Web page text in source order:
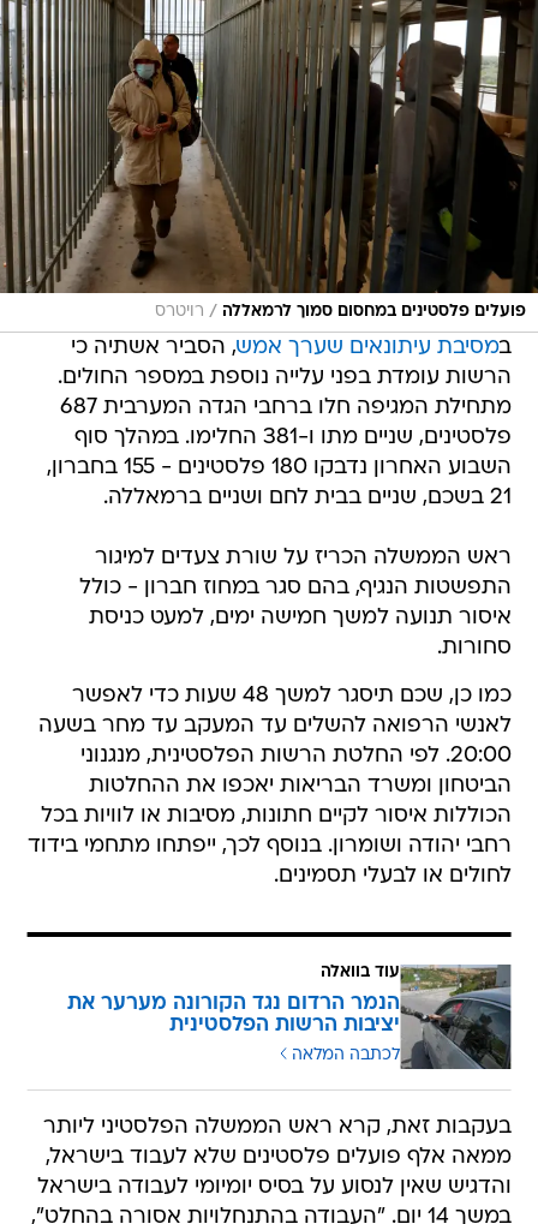
פועלים פלסטינים במחסום סמוך לרמאללה / רויטרס
במסיבת עיתונאים שערך אמש, הסביר אשתיה כי
הרשות עומדת בפני עלייה נוספת במספר החולים.
מתחילת המגיפה חלו ברחבי הגדה המערבית 687
פלסטינים, שניים מתו ו-381 החלימו. במהלך סוף
השבוע האחרון נדבקו 180 פלסטינים - 155 בחברון,
21 בשכם, שניים בבית לחם ושניים ברמאללה.
ראש הממשלה הכריז על שורת צעדים למיגור
התפשטות הנגיף, בהם סגר במחוז חברון - כולל
איסור תנועה למשך חמישה ימים, למעט כניסת
סחורות.
כמו כן, שכם תיסגר למשך 48 שעות כדי לאפשר
לאנשי הרפואה להשלים עד המעקב עד מחר בשעה
20:00. לפי החלטת הרשות הפלסטינית, מנגנוני
הביטחון ומשרד הבריאות יאכפו את ההחלטות
הכוללות איסור לקיים חתונות, מסיבות או לוויות בכל
רחבי יהודה ושומרון. בנוסף לכך, ייפתחו מתחמי בידוד
לחולים או לבעלי תסמינים.
עוד בוואלה
הנמר הרדום נגד הקורונה מערער את
יציבות הרשות הפלסטינית
לכתבה המלאה
בעקבות זאת, קרא ראש הממשלה הפלסטיני ליותר
ממאה אלף פועלים פלסטינים שלא לעבוד בישראל,
והדגיש שאין לנסוע על בסיס יומיומי לעבודה בישראל
במשך 14 יום. "העבודה בהתנחלויות אסורה בהחלט",